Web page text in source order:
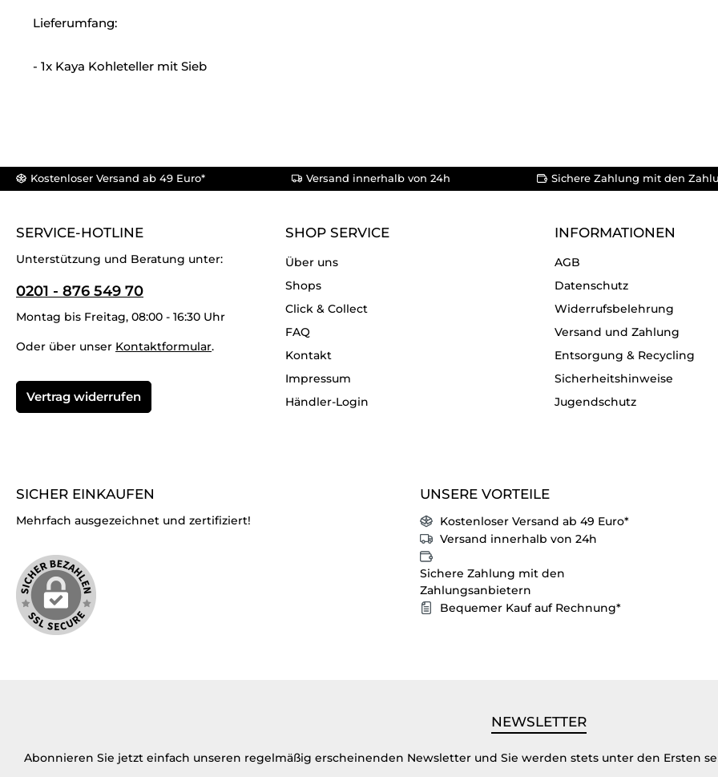
Lieferumfang:
- 1x Kaya Kohleteller mit Sieb
Kostenloser Versand ab 49 Euro* Versand innerhalb von 24h Sichere Zahlung mit den
SERVICE-HOTLINE
Unterstützung und Beratung unter:
0201 - 876 549 70
Montag bis Freitag, 08:00 - 16:30 Uhr
Oder über unser Kontaktformular.
Vertrag widerrufen
SHOP SERVICE
Über uns
Shops
Click & Collect
FAQ
Kontakt
Impressum
Händler-Login
INFORMATIONEN
AGB
Datenschutz
Widerrufsbelehrung
Versand und Zahlung
Entsorgung & Recycling
Sicherheitshinweise
Jugendschutz
SICHER EINKAUFEN
Mehrfach ausgezeichnet und zertifiziert!
UNSERE VORTEILE
Kostenloser Versand ab 49 Euro*
Versand innerhalb von 24h
Sichere Zahlung mit den
Zahlungsanbietern
Bequemer Kauf auf Rechnung*
NEWSLETTER
Abonnieren Sie jetzt einfach unseren regelmäßig erscheinenden Newsletter und Sie werden stets unter den Ersten